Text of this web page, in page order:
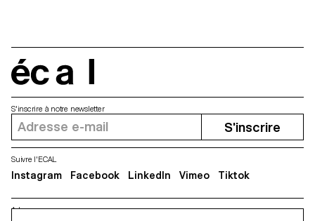
Adresse
S'inscrire à notre newsletter
S'inscrire
Suivre l'ECAL
Instagram Facebook LinkedIn Vimeo Tiktok